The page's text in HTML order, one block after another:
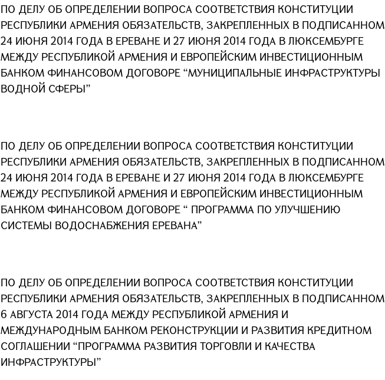
ПО ДЕЛУ ОБ ОПРЕДЕЛЕНИИ ВОПРОСА СООТВЕТСТВИЯ КОНСТИТУЦИИ
РЕСПУБЛИКИ АРМЕНИЯ ОБЯЗАТЕЛЬСТВ, ЗАКРЕПЛЕННЫХ В ПОДПИСАННОМ
24 ИЮНЯ 2014 ГОДА В ЕРЕВАНЕ И 27 ИЮНЯ 2014 ГОДА В ЛЮКСЕМБУРГЕ
МЕЖДУ РЕСПУБЛИКОЙ АРМЕНИЯ И ЕВРОПЕЙСКИМ ИНВЕСТИЦИОННЫМ
БАНКОМ ФИНАНСОВОМ ДОГОВОРЕ “МУНИЦИПАЛЬНЫЕ ИНФРАСТРУКТУРЫ
ВОДНОЙ СФЕРЫ”
ПО ДЕЛУ ОБ ОПРЕДЕЛЕНИИ ВОПРОСА СООТВЕТСТВИЯ КОНСТИТУЦИИ
РЕСПУБЛИКИ АРМЕНИЯ ОБЯЗАТЕЛЬСТВ, ЗАКРЕПЛЕННЫХ В ПОДПИСАННОМ
24 ИЮНЯ 2014 ГОДА В ЕРЕВАНЕ И 27 ИЮНЯ 2014 ГОДА В ЛЮКСЕМБУРГЕ
МЕЖДУ РЕСПУБЛИКОЙ АРМЕНИЯ И ЕВРОПЕЙСКИМ ИНВЕСТИЦИОННЫМ
БАНКОМ ФИНАНСОВОМ ДОГОВОРЕ “ ПРОГРАММА ПО УЛУЧШЕНИЮ
СИСТЕМЫ ВОДОСНАБЖЕНИЯ ЕРЕВАНА”
ПО ДЕЛУ ОБ ОПРЕДЕЛЕНИИ ВОПРОСА СООТВЕТСТВИЯ КОНСТИТУЦИИ
РЕСПУБЛИКИ АРМЕНИЯ ОБЯЗАТЕЛЬСТВ, ЗАКРЕПЛЕННЫХ В ПОДПИСАННОМ
6 АВГУСТА 2014 ГОДА МЕЖДУ РЕСПУБЛИКОЙ АРМЕНИЯ И
МЕЖДУНАРОДНЫМ БАНКОМ РЕКОНСТРУКЦИИ И РАЗВИТИЯ КРЕДИТНОМ
СОГЛАШЕНИИ “ПРОГРАММА РАЗВИТИЯ ТОРГОВЛИ И КАЧЕСТВА
ИНФРАСТРУКТУРЫ”